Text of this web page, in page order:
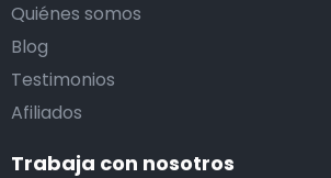
Quiénes somos
Blog
Testimonios
Afiliados
Trabaja con nosotros